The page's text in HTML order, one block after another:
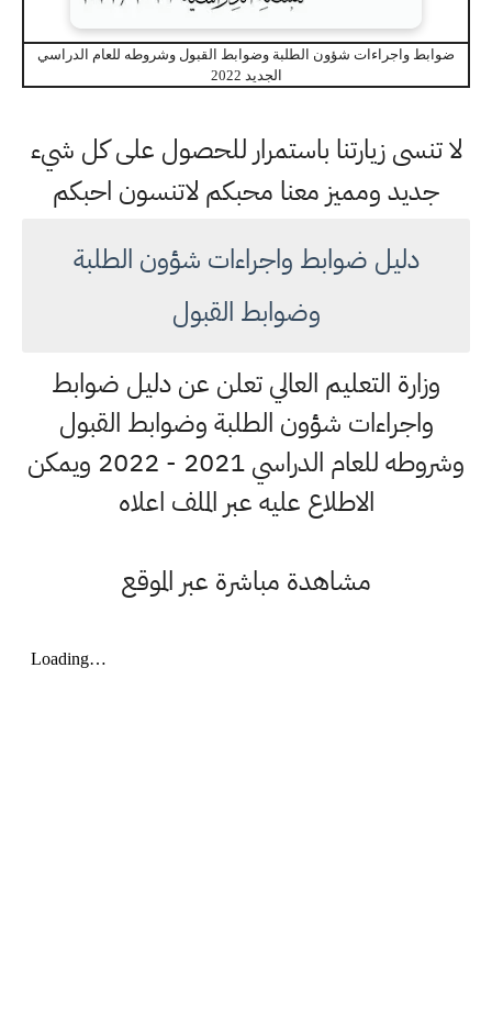
ضوابط واجراءات شؤون الطلبة وضوابط القبول وشروطه للعام الدراسي
الجديد 2022
لا تنسى زيارتنا باستمرار للحصول على كل شيء
جديد ومميز معنا محبكم لاتنسون احبكم
دليل ضوابط واجراءات شؤون الطلبة
وضوابط القبول
وزارة التعليم العالي تعلن عن دليل ضوابط
واجراءات شؤون الطلبة وضوابط القبول
وشروطه للعام الدراسي 2021 - 2022 ويمكن
الاطلاع عليه عبر الملف اعلاه
مشاهدة مباشرة عبر الموقع